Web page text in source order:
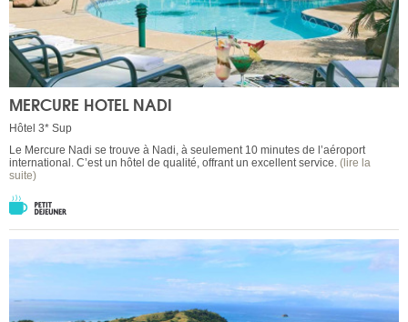
MERCURE HOTEL NADI
Hôtel 3* Sup
Le Mercure Nadi se trouve à Nadi, à seulement 10 minutes de l’aéroport
international. C’est un hôtel de qualité, offrant un excellent service. (lire la
suite)